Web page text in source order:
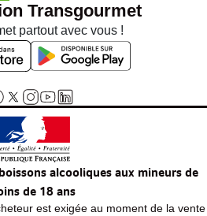
Transgourmet
partout avec vous !
alcooliques aux mineurs de
de 18 ans
est exigée au moment de la vente